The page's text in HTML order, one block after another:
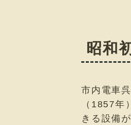
昭和
市内電車
（1857
きる設備